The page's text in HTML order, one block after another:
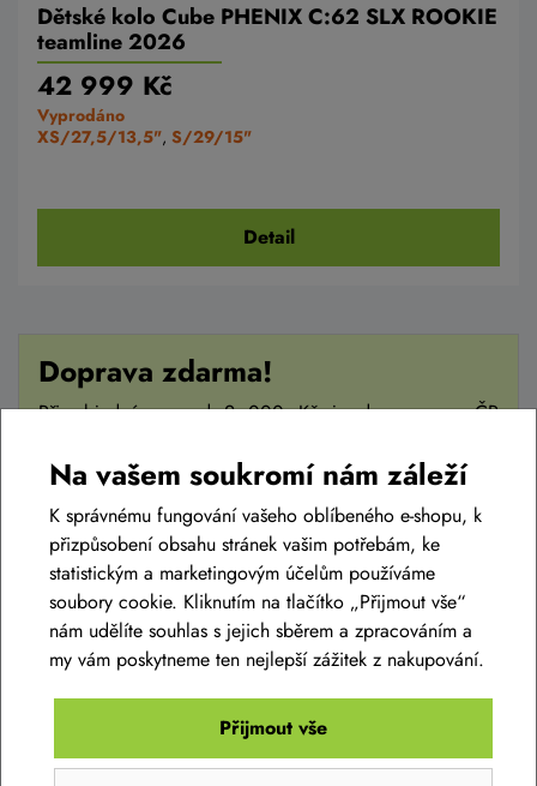
Dětské kolo Cube PHENIX C:62 SLX ROOKIE
teamline 2026
42 999 Kč
Vyprodáno
XS/27,5/13,5", S/29/15"
Detail
Doprava zdarma!
Při objednávce nad 2 000 Kč je doprava po ČR
Na vašem soukromí nám záleží
K správnému fungování vašeho oblíbeného e-shopu, k
přizpůsobení obsahu stránek vašim potřebám, ke
statistickým a marketingovým účelům používáme
soubory cookie. Kliknutím na tlačítko „Přijmout vše“
nám udělíte souhlas s jejich sběrem a zpracováním a
my vám poskytneme ten nejlepší zážitek z nakupování.
Přijmout vše